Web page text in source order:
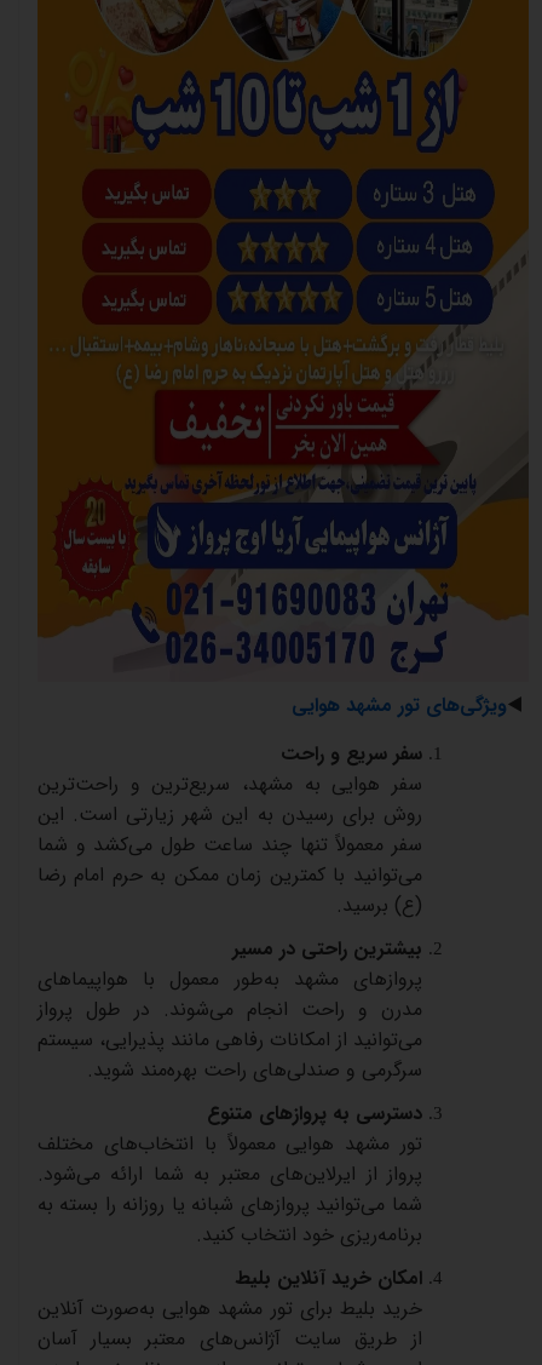
◀️ویژگی‌های تور مشهد هوایی
سفر سریع و راحت
سفر هوایی به مشهد، سریع‌ترین و راحت‌ترین
روش برای رسیدن به این شهر زیارتی است. این
سفر معمولاً تنها چند ساعت طول می‌کشد و شما
می‌توانید با کمترین زمان ممکن به حرم امام رضا
(ع) برسید.
بیشترین راحتی در مسیر
پروازهای مشهد به‌طور معمول با هواپیماهای
مدرن و راحت انجام می‌شوند. در طول پرواز
می‌توانید از امکانات رفاهی مانند پذیرایی، سیستم
سرگرمی و صندلی‌های راحت بهره‌مند شوید.
دسترسی به پروازهای متنوع
تور مشهد هوایی معمولاً با انتخاب‌های مختلف
پرواز از ایرلاین‌های معتبر به شما ارائه می‌شود.
شما می‌توانید پروازهای شبانه یا روزانه را بسته به
برنامه‌ریزی خود انتخاب کنید.
امکان خرید آنلاین بلیط
خرید بلیط برای تور مشهد هوایی به‌صورت آنلاین
از طریق سایت آژانس‌های معتبر بسیار آسان